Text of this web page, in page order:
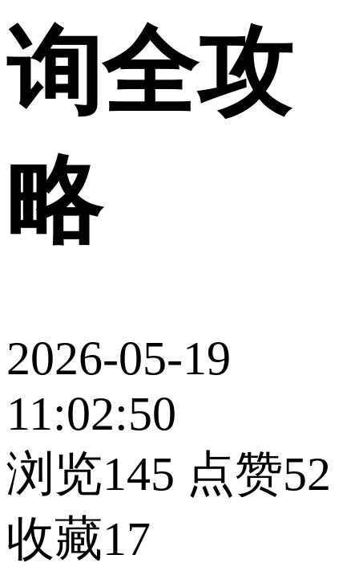
询全攻
略
2026-05-19
11:02:50
浏览145 点赞52
收藏17